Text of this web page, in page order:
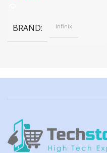
BRAND Infinix